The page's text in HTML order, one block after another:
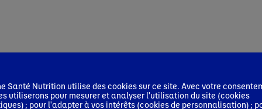
Santé Nutrition utilise des cookies sur ce site. Avec votre
utiliserons pour mesurer et analyser l'utilisation du site (cookies
; pour l'adapter à vos intérêts (cookies de personnalisation) ;